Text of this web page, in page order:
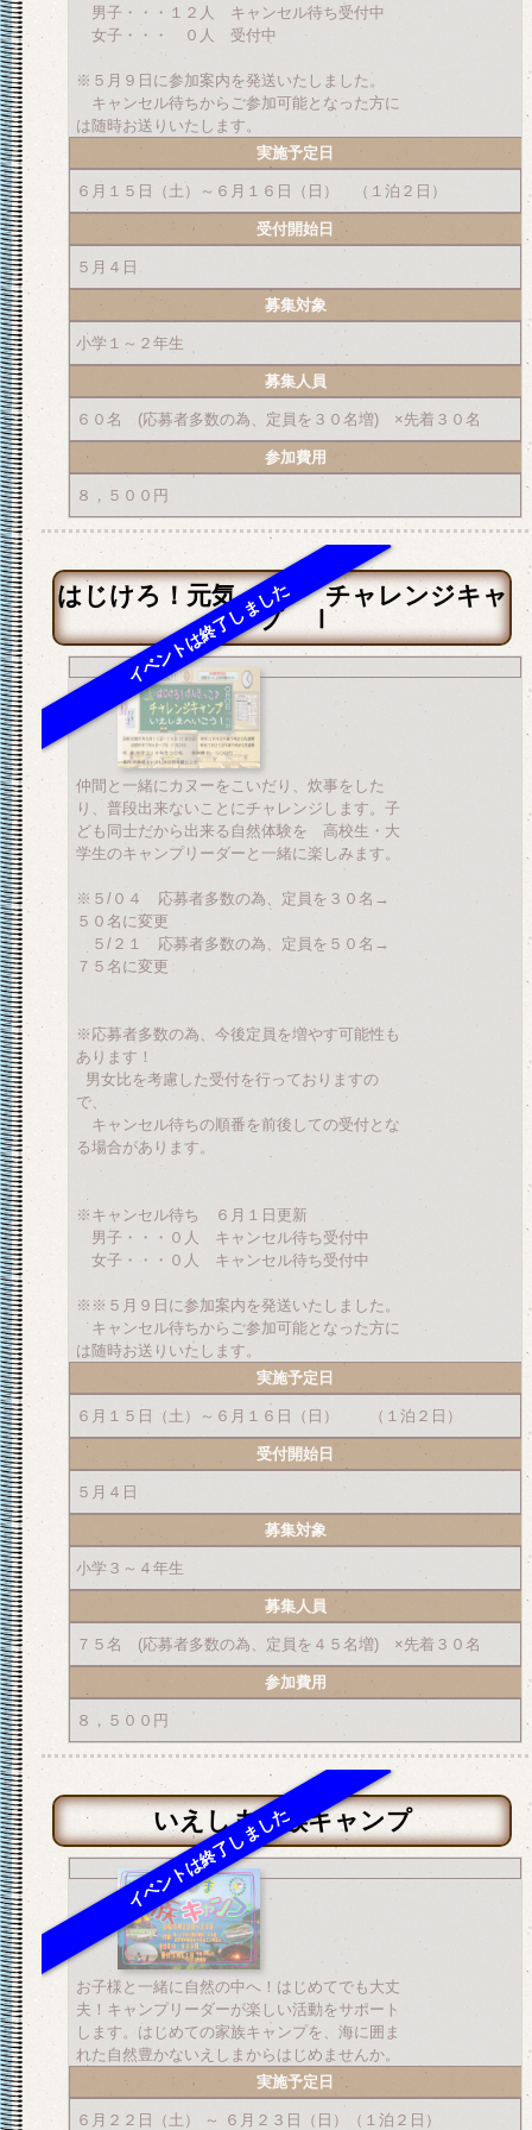
男子・・・１２人 キャンセル待ち受付中
女子・・・ ０人 受付中
※５月９日に参加案内を発送いたしました。
キャンセル待ちからご参加可能となった方に
は随時お送りいたします。
実施予定日
６月１５日（土）～６月１６日（日） （１泊２日）
受付開始日
５月４日
募集対象
小学１～２年生
募集人員
６０名 (応募者多数の為、定員を３０名増) ×先着３０名
参加費用
８，５００円
はじけろ！元気っ子♪ チャレンジキャ
ンプ Ⅰ
仲間と一緒にカヌーをこいだり、炊事をした
り、普段出来ないことにチャレンジします。子
ども同士だから出来る自然体験を 高校生・大
学生のキャンプリーダーと一緒に楽しみます。
※５/０４ 応募者多数の為、定員を３０名→
５０名に変更
５/２１ 応募者多数の為、定員を５０名→
７５名に変更
※応募者多数の為、今後定員を増やす可能性も
あります！
男女比を考慮した受付を行っておりますの
で、
キャンセル待ちの順番を前後しての受付とな
る場合があります。
※キャンセル待ち ６月１日更新
男子・・・０人 キャンセル待ち受付中
女子・・・０人 キャンセル待ち受付中
※※５月９日に参加案内を発送いたしました。
キャンセル待ちからご参加可能となった方に
は随時お送りいたします。
実施予定日
６月１５日（土）～６月１６日（日） （１泊２日）
受付開始日
５月４日
募集対象
小学３～４年生
募集人員
７５名 (応募者多数の為、定員を４５名増) ×先着３０名
参加費用
８，５００円
いえしま家族キャンプ
お子様と一緒に自然の中へ！はじめてでも大丈
夫！キャンプリーダーが楽しい活動をサポート
します。はじめての家族キャンプを、海に囲ま
れた自然豊かないえしまからはじめませんか。
実施予定日
６月２２日（土） ～ ６月２３日（日）（１泊２日）